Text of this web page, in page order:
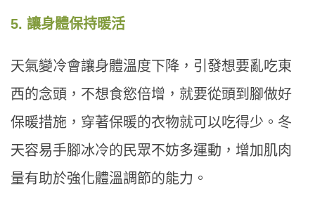
5. 讓身體保持暖活
天氣變冷會讓身體溫度下降，引發想要亂吃東
西的念頭，不想食慾倍增，就要從頭到腳做好
保暖措施，穿著保暖的衣物就可以吃得少。冬
天容易手腳冰冷的民眾不妨多運動，增加肌肉
量有助於強化體溫調節的能力。